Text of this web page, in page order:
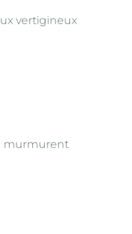
vertigineux
murmurent